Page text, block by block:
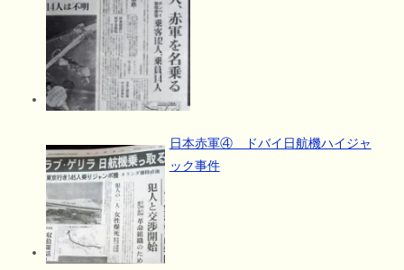
日本赤軍④ ドバイ日航機ハイジャ
ック事件